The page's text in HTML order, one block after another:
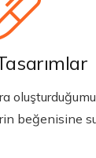
beğenisine